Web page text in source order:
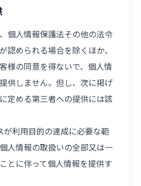
個人情報保護法その他の法令
認められる場合を除くほか、
様の同意を得ないで、個人情
供しません。但し、次に掲げ
定める第三者への提供には該
が利用目的の達成に必要な範
人情報の取扱いの全部又は一
とに伴って個人情報を提供す